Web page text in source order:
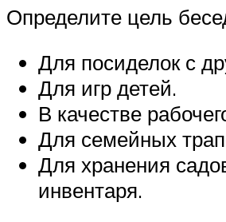
Определите цель
Для посиделок с
Для игр детей.
В качестве
Для семейных
Для хранения
инвентаря.